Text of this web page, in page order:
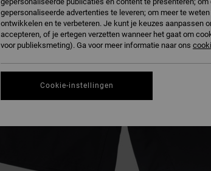
gepersonaliseerde advertenties te leveren; om meer te
ontwikkelen en te verbeteren. Je kunt je keuzes aanpassen
accepteren, of je ertegen verzetten wanneer het gaat om
voor publieksmeting). Ga voor meer informatie naar ons
Cookie-instellingen